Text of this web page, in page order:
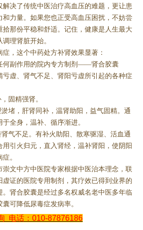
解决了传统中医治疗高血压的难题，更让患
和力量。如果您也正受高血压困扰，不妨尝
拾那份平稳和舒适。记住，健康是人生最大
理肾脏开始。
，这个中药处方补肾效果显著：
何副作用的院内专方制剂——肾合胶囊
亏虚、肾气不足、肾阳亏虚所引起的各种症
固精强肾。
堵，肝肾同补，温肾助阳，益气固精。通
全身，温补、循序渐进。
气不足。有补火助阳、散寒驱湿、活血通
引火归元，直入肾经，温补肾阳，使阴阳
。
文中方中医院专家根据中医治本理念，联
虚证的医院专用制剂，其疗效已得到业界的
。肾合胶囊是经过多名权威名老中医多年临
可降低尿毒症发病率。
电话：010-87876186